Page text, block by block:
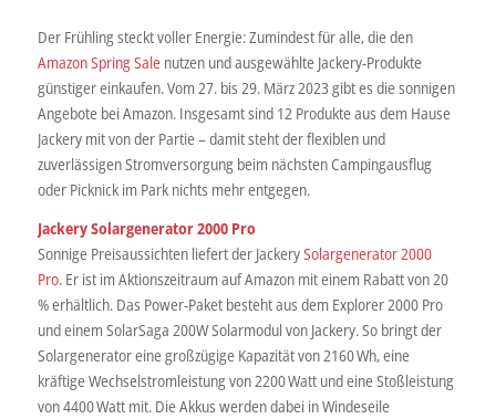
Der Frühling steckt voller Energie: Zumindest für alle, die den
Amazon Spring Salenutzen und ausgewählte Jackery-Produkte
günstiger einkaufen. Vom 27. bis 29. März 2023 gibt es die sonnigen
Angebote bei Amazon. Insgesamt sind 12 Produkte aus dem Hause
Jackery mit von der Partie – damit steht der flexiblen und
zuverlässigen Stromversorgung beim nächsten Campingausflug
oder Picknick im Park nichts mehr entgegen.
Jackery Solargenerator 2000 Pro
Sonnige Preisaussichten liefert der JackerySolargenerator 2000
Pro. Er ist im Aktionszeitraum auf Amazon mit einem Rabatt von 20
% erhältlich. Das Power-Paket besteht aus dem Explorer 2000 Pro
und einem SolarSaga 200W Solarmodul von Jackery. So bringt der
Solargenerator eine großzügige Kapazität von 2160 Wh, eine
kräftige Wechselstromleistung von 2200 Watt und eine Stoßleistung
von 4400 Watt mit. Die Akkus werden dabei in Windeseile